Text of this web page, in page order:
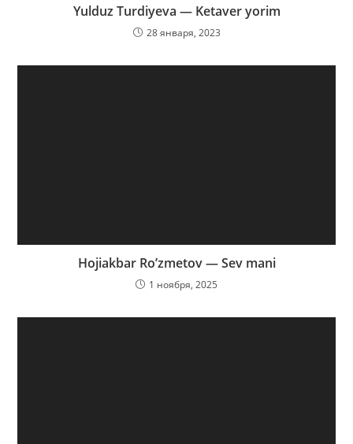
Yulduz Turdiyeva — Ketaver yorim
28 января, 2023
Hojiakbar Ro’zmetov — Sev mani
1 ноября, 2025